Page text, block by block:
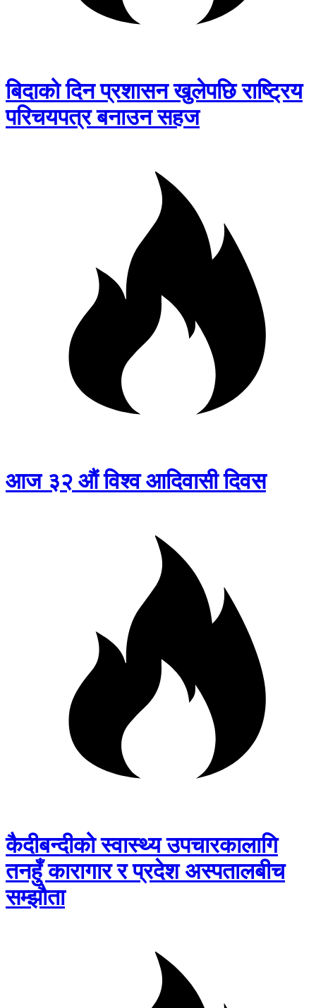
बिदाको दिन प्रशासन खुलेपछि राष्ट्रिय
परिचयपत्र बनाउन सहज
आज ३२ औं विश्व आदिवासी दिवस
कैदीबन्दीको स्वास्थ्य उपचारकालागि
तनहुँ कारागार र प्रदेश अस्पतालबीच
सम्झौता